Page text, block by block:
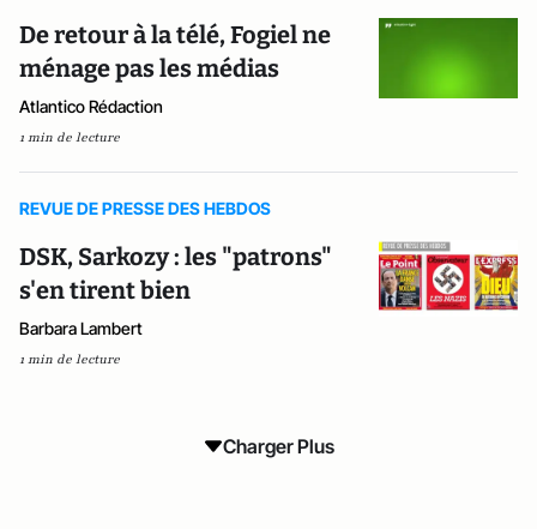
De retour à la télé, Fogiel ne
ménage pas les médias
Atlantico Rédaction
1 min de lecture
REVUE DE PRESSE DES HEBDOS
DSK, Sarkozy : les "patrons"
s'en tirent bien
Barbara Lambert
1 min de lecture
Charger Plus